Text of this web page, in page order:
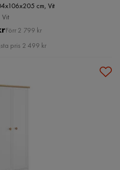
cm, Vit
Vit
Pris
Original
Pris
Förr 2 799 kr
pris 2 499 kr